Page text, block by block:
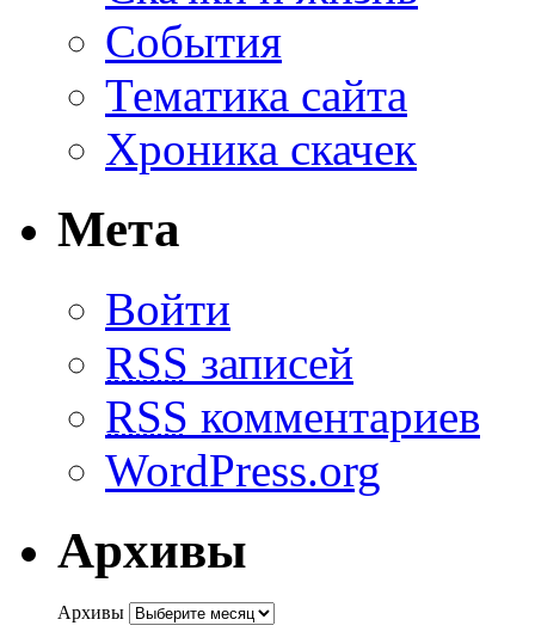
События
Тематика сайта
Хроника скачек
Мета
Войти
RSS записей
RSS комментариев
WordPress.org
Архивы
Архивы